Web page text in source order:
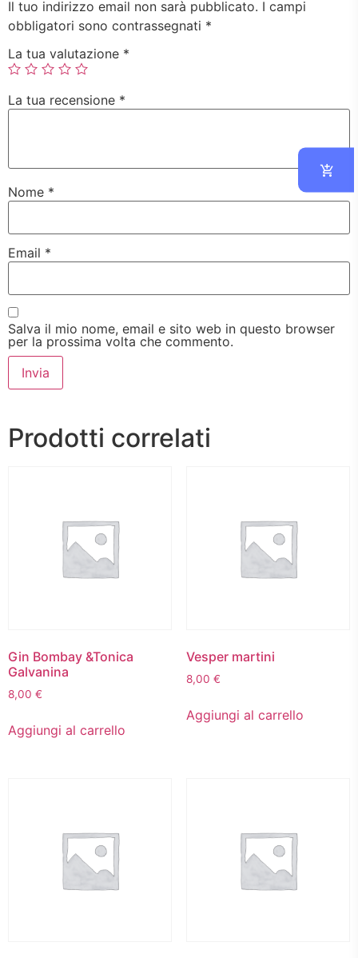
Il tuo indirizzo email non sarà pubblicato. I campi
obbligatori sono contrassegnati *
La tua valutazione *
La tua recensione *
Nome *
Email *
Salva il mio nome, email e sito web in questo browser
per la prossima volta che commento.
Prodotti correlati
Gin Bombay &Tonica
Galvanina
8,00 €
Aggiungi al carrello
Vesper martini
8,00 €
Aggiungi al carrello